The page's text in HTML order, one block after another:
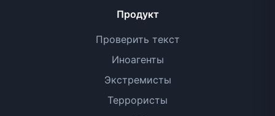
Продукт
Проверить текст
Иноагенты
Экстремисты
Террористы